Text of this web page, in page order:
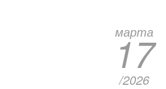
марта
17
/2026